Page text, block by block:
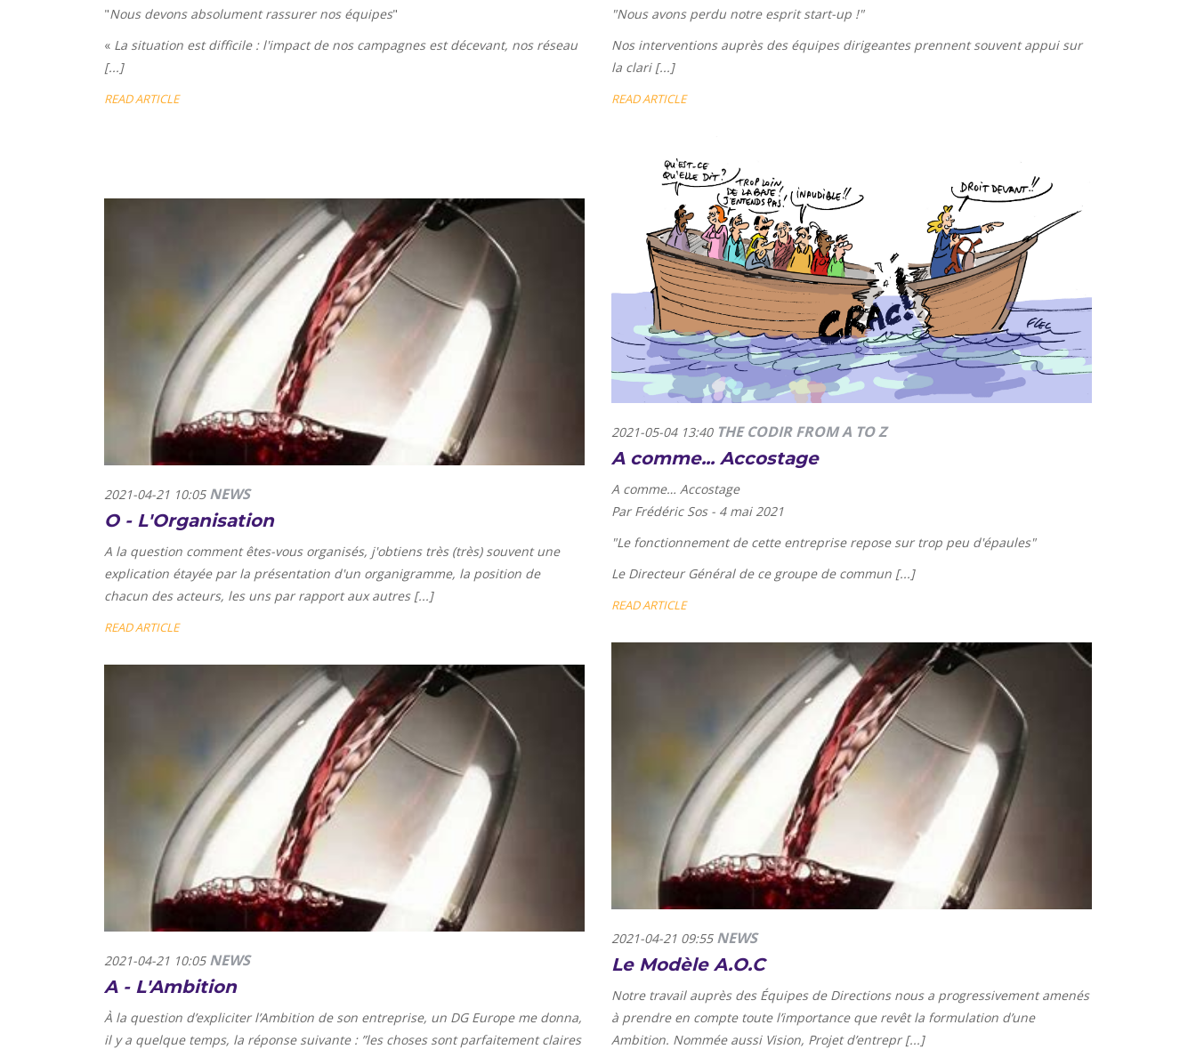
"Nous devons absolument rassurer nos équipes"
« La situation est difficile : l'impact de nos campagnes est décevant, nos réseau
[...]
READ ARTICLE
"Nous avons perdu notre esprit start-up !"
Nos interventions auprès des équipes dirigeantes prennent souvent appui sur
la clari [...]
READ ARTICLE
2021-05-04 13:40 THE CODIR FROM A TO Z
A comme... Accostage
A comme… Accostage
Par Frédéric Sos - 4 mai 2021
"Le fonctionnement de cette entreprise repose sur trop peu d'épaules"
Le Directeur Général de ce groupe de commun [...]
READ ARTICLE
2021-04-21 10:05 NEWS
O - L'Organisation
A la question comment êtes-vous organisés, j'obtiens très (très) souvent une
explication étayée par la présentation d'un organigramme, la position de
chacun des acteurs, les uns par rapport aux autres [...]
READ ARTICLE
2021-04-21 09:55 NEWS
Le Modèle A.O.C
Notre travail auprès des Équipes de Directions nous a progressivement amenés
à prendre en compte toute l’importance que revêt la formulation d’une
Ambition. Nommée aussi Vision, Projet d’entrepr [...]
2021-04-21 10:05 NEWS
A - L'Ambition
À la question d’expliciter l’Ambition de son entreprise, un DG Europe me donna,
il y a quelque temps, la réponse suivante : ”les choses sont parfaitement claires